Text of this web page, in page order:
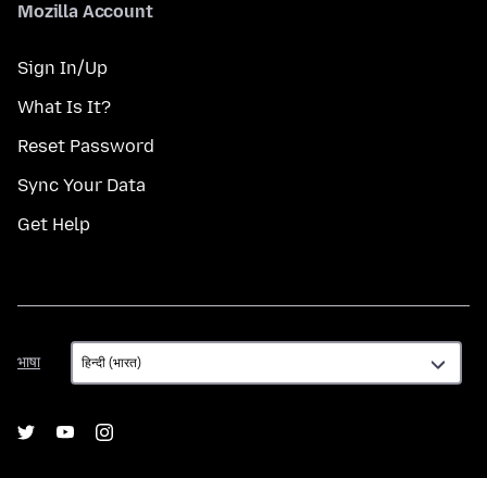
Mozilla Account
Sign In/Up
What Is It?
Reset Password
Sync Your Data
Get Help
भाषा
भाषा